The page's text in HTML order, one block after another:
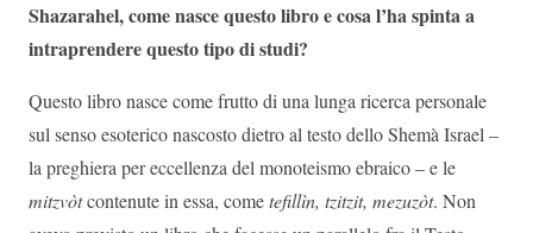
Shazarahel, come nasce questo libro e cosa l’ha spinta a
intraprendere questo tipo di studi?
Questo libro nasce come frutto di una lunga ricerca personale
sul senso esoterico nascosto dietro al testo dello Shemà Israel –
la preghiera per eccellenza del monoteismo ebraico – e le
mitzvòtcontenute in essa, cometefillìn, tzitzit, mezuzòt. Non